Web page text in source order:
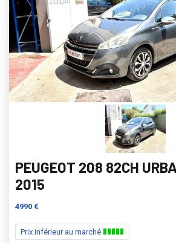
PEUGEOT 208 82CH
2015
4990 €
Prix inférieur au marché